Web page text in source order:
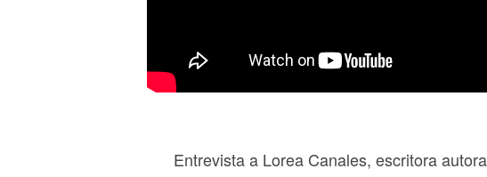
Entrevista a Lorea Canales, escritora